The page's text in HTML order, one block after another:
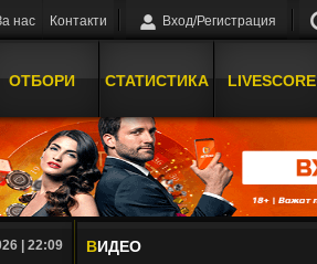
нас Контакти Вход/Регистрация
ОТБОРИ СТАТИСТИКА LIVESCORE
| 22:09 ВИДЕО